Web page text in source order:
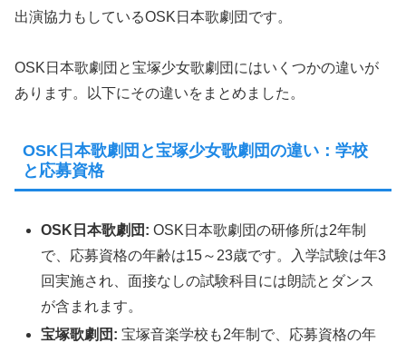
出演協力もしているOSK日本歌劇団です。
OSK日本歌劇団と宝塚少女歌劇団にはいくつかの違いが
あります。以下にその違いをまとめました。
OSK日本歌劇団と宝塚少女歌劇団の違い：学校
と応募資格
OSK日本歌劇団: OSK日本歌劇団の研修所は2年制
で、応募資格の年齢は15～23歳です。入学試験は年3
回実施され、面接なしの試験科目には朗読とダンス
が含まれます。
宝塚歌劇団: 宝塚音楽学校も2年制で、応募資格の年